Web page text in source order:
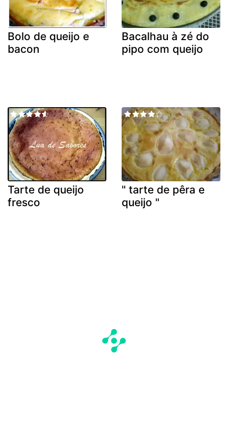
Bolo de queijo e
bacon
Bacalhau à zé do
pipo com queijo
Tarte de queijo
fresco
" tarte de pêra e
queijo "